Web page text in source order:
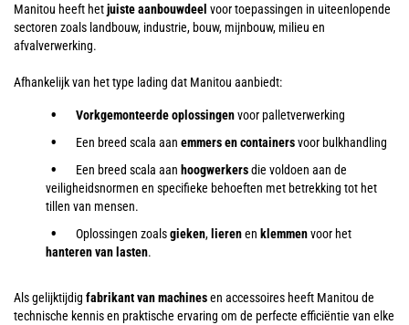
Manitou heeft hetjuiste aanbouwdeel voor toepassingen in uiteenlopende
sectoren zoals landbouw, industrie, bouw, mijnbouw, milieu en
afvalverwerking.
Afhankelijk van het type lading dat Manitou aanbiedt:
Vorkgemonteerde oplossingenvoor palletverwerking
Een breed scala aan emmers en containersvoor bulkhandling
Een breed scala aan hoogwerkersdie voldoen aan de
veiligheidsnormen en specifieke behoeften met betrekking tot het
tillen van mensen.
Oplossingen zoalsgieken, lierenen klemmenvoor het
hanteren van lasten.
Als gelijktijdig fabrikant van machinesen accessoires heeft Manitou de
technische kennis en praktische ervaring om de perfecte efficiëntie van elke